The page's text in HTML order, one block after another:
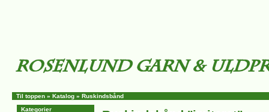
Til toppen » Katalog » Ruskindsbånd
Kategorier